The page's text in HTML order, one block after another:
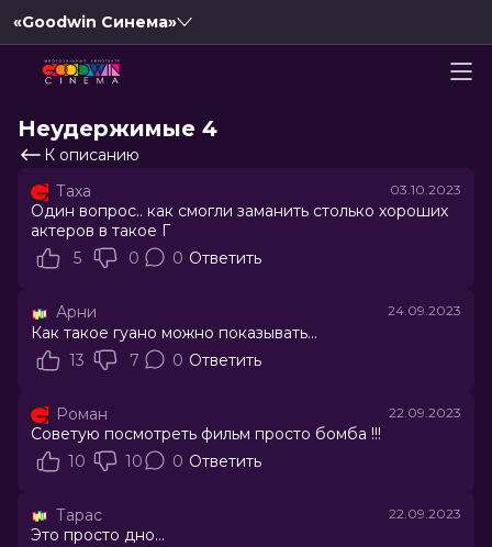
«Goodwin Синема»
Неудержимые 4
К описанию
Таха
03.10.2023
Один вопрос.. как смогли заманить столько хороших
актеров в такое Г
5
0 0 Ответить
Арни 24.09.2023
Как такое гуано можно показывать...
13
7 0 Ответить
Роман 22.09.2023
Советую посмотреть фильм просто бомба !!!
10
10 0 Ответить
Тарас 22.09.2023
Это просто дно...